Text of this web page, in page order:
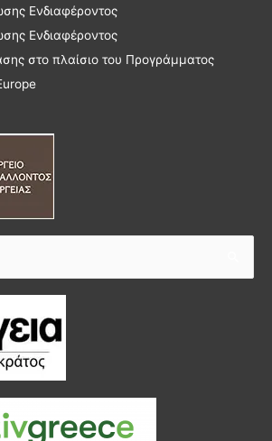
Ενδιαφέροντος
Ενδιαφέροντος
στο πλαίσιο του Προγράμματος